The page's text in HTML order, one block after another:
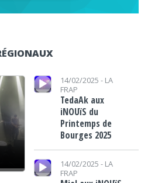
Lecteur audio 14/02/2025 - LA
FRAP
TedaAk aux
iNOUïS du
Printemps de
Bourges 2025
Lecteur audio
14/02/2025 - LA
FRAP